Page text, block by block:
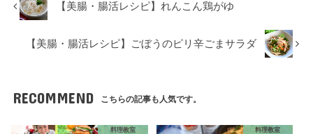
【美腸・腸活レシピ】れんこん鶏がゆ
【美腸・腸活レシピ】ごぼうのピリ辛ごまサラダ
RECOMMEND こちらの記事も人気です。
料理教室 料理教室